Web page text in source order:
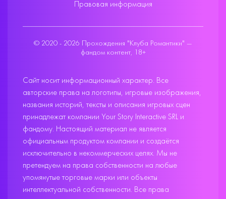
Правовая информация
© 2020 - 2026 Прохождения "Клуба Романтики" —
фандом контент, 18+
Сайт носит информационный характер. Все
авторские права на логотипы, игровые изображения,
названия историй, тексты и описания игровых сцен
принадлежат компании Your Story Interactive SRL и
фандому. Настоящий материал не является
официальным продуктом компании и создаётся
исключительно в некоммерческих целях. Мы не
претендуем на права собственности на любые
упомянутые торговые марки или объекты
интеллектуальной собственности. Все права